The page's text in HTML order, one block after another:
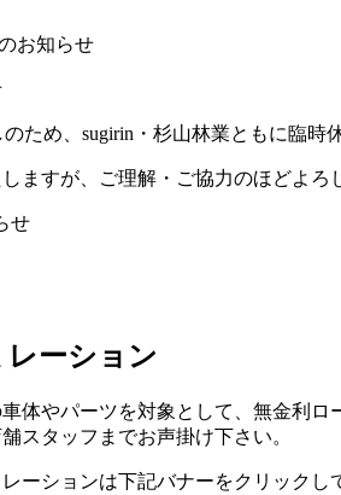
お知らせ
ため、sugirin・杉山林業ともに臨時
ますが、ご理解・ご協力のほどよろ
せ
レーション
体やパーツを対象として、無金利
スタッフまでお声掛け下さい。
ーションは下記バナーをクリックし